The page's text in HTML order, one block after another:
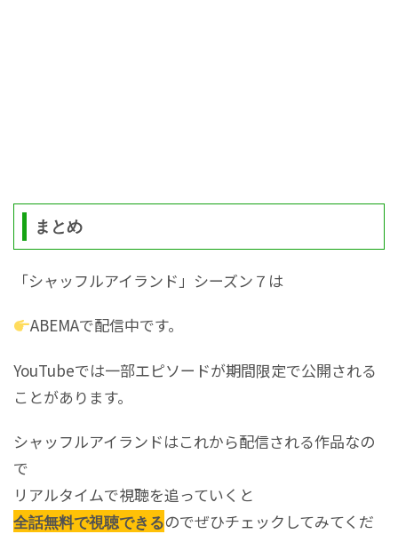
まとめ
「シャッフルアイランド」シーズン７は
ABEMAで配信中です。
YouTubeでは一部エピソードが期間限定で公開される
ことがあります。
シャッフルアイランドはこれから配信される作品なの
で
リアルタイムで視聴を追っていくと
全話無料で視聴できるのでぜひチェックしてみてくだ